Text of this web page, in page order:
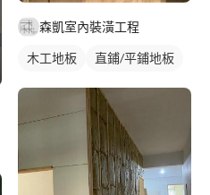
森凱室內裝潢工程
木工地板 直鋪/平鋪地板